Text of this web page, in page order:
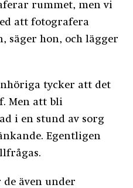
rummet, men vi
att fotografera
säger hon, och lägger
tycker att det
Men att bli
i en stund av sorg
Egentligen
även under